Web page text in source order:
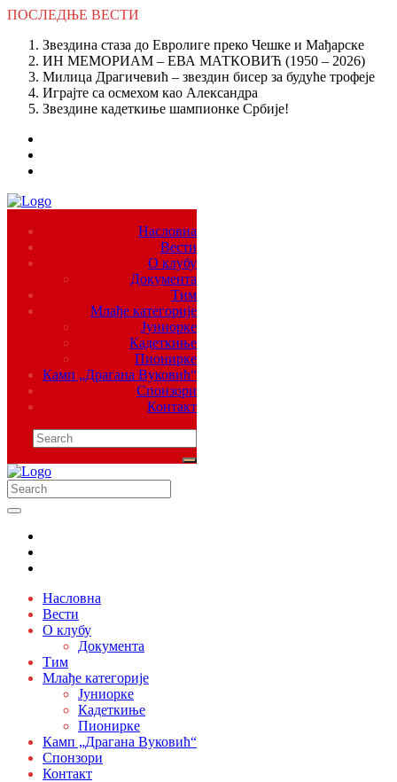
ПОСЛЕДЊЕ ВЕСТИ
Звездина стаза до Евролиге преко Чешке и Мађарске
ИН МЕМОРИАМ – ЕВА МАТКОВИЋ (1950 – 2026)
Милица Драгичевић – звездин бисер за будуће трофеје
Играјте са осмехом као Александра
Звездине кадеткиње шампионке Србије!
Насловна
Вести
О клубу
Документа
Тим
Млађе категорије
Јуниорке
Кадеткиње
Пионирке
Камп „Драгана Вуковић“
Спонзори
Контакт
Насловна
Вести
О клубу
Документа
Тим
Млађе категорије
Јуниорке
Кадеткиње
Пионирке
Камп „Драгана Вуковић“
Спонзори
Контакт